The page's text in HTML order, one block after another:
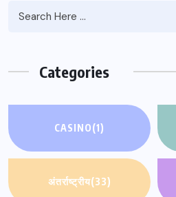
Categories
CASINO(1)
अंतर्राष्ट्रीय(33)